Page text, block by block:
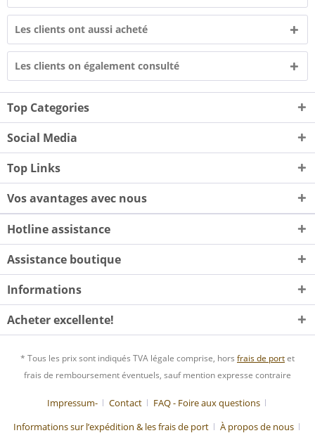
Les clients ont aussi acheté
Les clients on également consulté
Top Categories
Social Media
Top Links
Vos avantages avec nous
Hotline assistance
Assistance boutique
Informations
Acheter excellente!
* Tous les prix sont indiqués TVA légale comprise, hors frais de portet
frais de remboursement éventuels, sauf mention expresse contraire
Impressum- Contact
FAQ - Foire aux questions
Informations sur l’expédition & les frais de port
À propos de nous